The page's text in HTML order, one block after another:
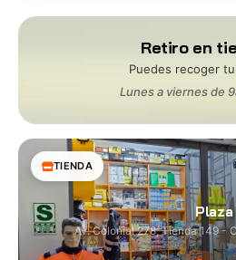
Retiro en
Puedes recoger
Lunes a viernes de
TIENDA
Av. Colonial 278, Tienda 149 -